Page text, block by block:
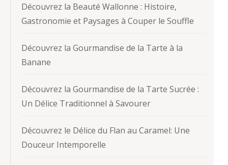
Découvrez la Beauté Wallonne : Histoire,
Gastronomie et Paysages à Couper le Souffle
Découvrez la Gourmandise de la Tarte à la
Banane
Découvrez la Gourmandise de la Tarte Sucrée :
Un Délice Traditionnel à Savourer
Découvrez le Délice du Flan au Caramel: Une
Douceur Intemporelle